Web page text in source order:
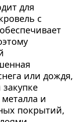
для
с
или дождя,
и
покрытий,